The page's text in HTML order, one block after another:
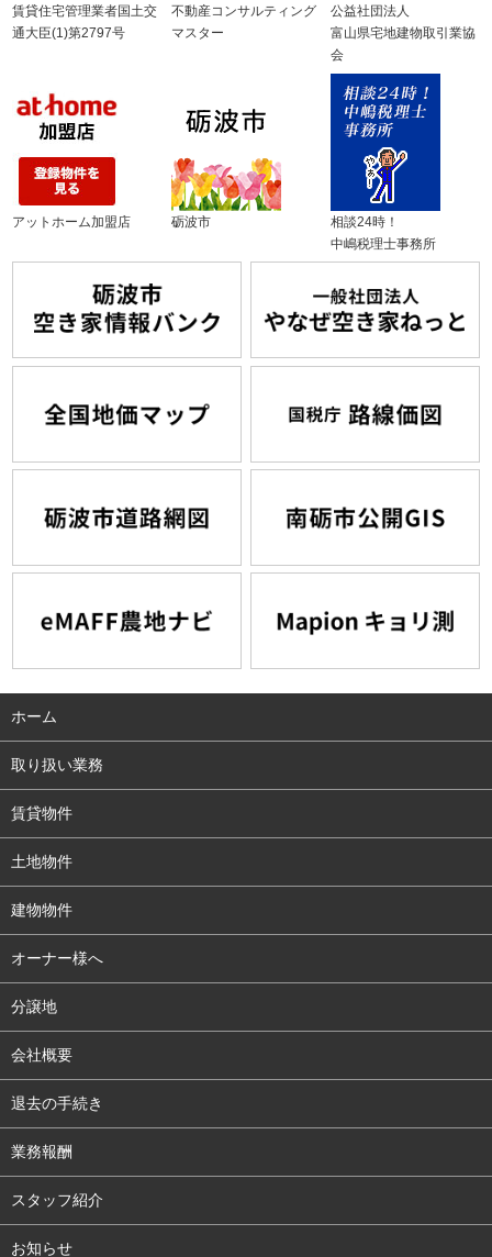
賃貸住宅管理業者国土交
通大臣(1)第2797号
不動産コンサルティング
マスター
公益社団法人
富山県宅地建物取引業協
会
アットホーム加盟店 砺波市
相談24時！
中嶋税理士事務所
ホーム
取り扱い業務
賃貸物件
土地物件
建物物件
オーナー様へ
分譲地
会社概要
退去の手続き
業務報酬
スタッフ紹介
お知らせ